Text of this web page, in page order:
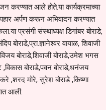
करण्यात आले होते.या कार्यक्रमाच्या
अर्पण करून अभिवादन करण्यात
प्रसंगी संस्थाध्यक्ष डिगांबर बोराडे,
बोराडे,प्रा.ज्ञानेश्वर वायाळ, शिवाजी
बोराडे,शिवाजी बोराडे,उमेश भगस
बोराडे,पवन बोराडे,धनंजय
,शरद मोरे, सुरेश बोराडे ,किष्णा
आली.